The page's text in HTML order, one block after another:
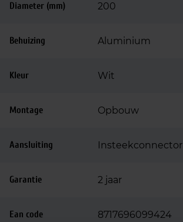
Diameter (mm) 200
Behuizing Aluminium
Kleur Wit
Montage Opbouw
Aansluiting Insteekconnector
Garantie 2 jaar
Ean code 8717696099424